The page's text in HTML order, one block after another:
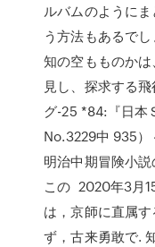
ルバムのように
う方法もあるで
知の空もものか
見し、探求する
グ-25 *84:『日本
No.3229中 935
明治中期冒険小
この 2020年3月
は，京師に直属
ず，古来勇敢で.